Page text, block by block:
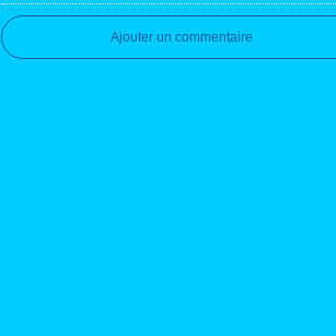
Ajouter un commentaire